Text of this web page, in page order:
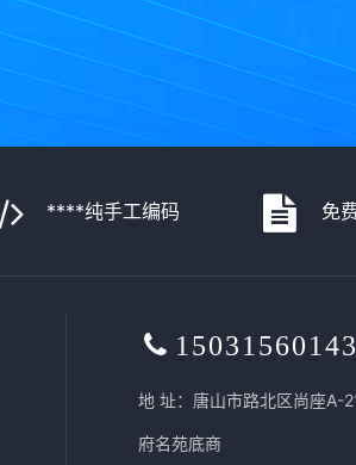
****纯手工编码 免
15031560143
地 址：唐山市路北区尚座A-
府名苑底商